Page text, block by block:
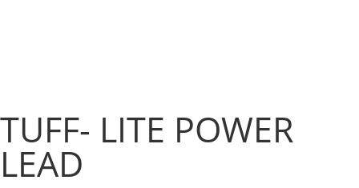
TUFF- LITE POWER
LEAD